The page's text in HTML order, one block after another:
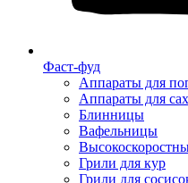
Фаст-фуд
Аппараты для
Аппараты для
Блинницы
Вафельницы
Грили для кур
Грили для